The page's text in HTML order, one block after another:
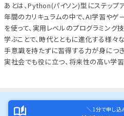
あとは、Python(パイソン)型にステップ
年間のカリキュラムの中で、AI学習や
を使って、実用レベルのプログラミン
学ぶことで、時代とともに進化する様々
手意識を持たずに習得する力が身につ
実社会でも役に立つ、将来性の高い学習
＼ 1分で申し込